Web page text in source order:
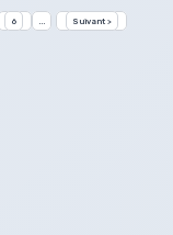
6 Suivant >